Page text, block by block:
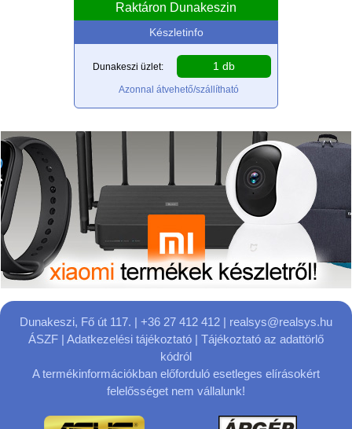
Raktáron Dunakeszin
Készletinfo
Dunakeszi üzlet: 1 db
Azonnal átvehető/szállítható
Dunakeszi, Fő út 117. | +36 27 412 412 | realsys@realsys.hu
ÁSZF | Adatkezelési tájékoztató | Tájékoztató az adattörlő
kódról
A termékinformációkban előforduló esetleges elírásokért
felelősséget nem vállalunk!